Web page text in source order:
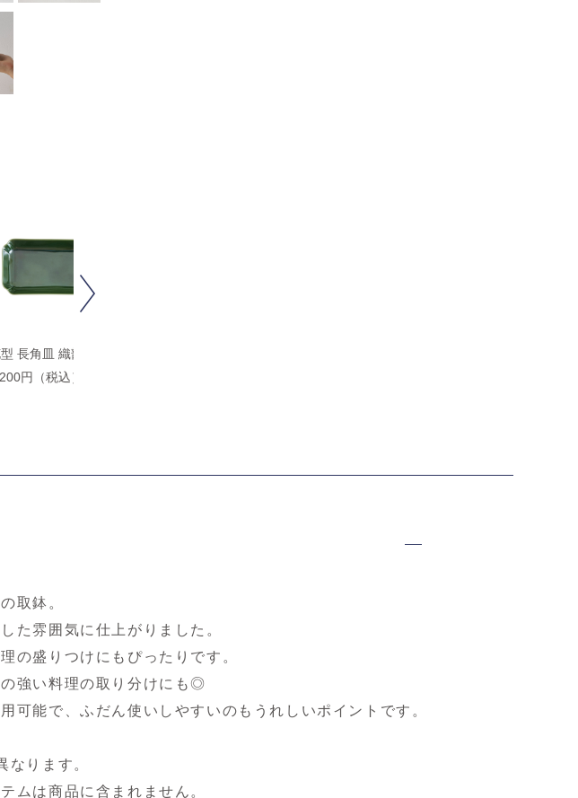
長角皿 織部
円（税込）
Next
取鉢。
た雰囲気に仕上がりました。
の盛りつけにもぴったりです。
強い料理の取り分けにも◎
可能で、ふだん使いしやすいのもうれしいポイントです。
ります。
ムは商品に含まれません。